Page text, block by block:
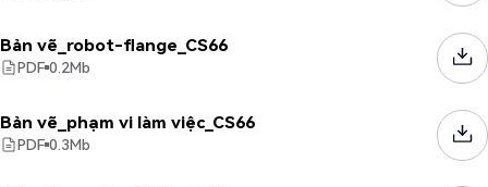
Bản vẽ_robot-flange_CS66
PDF 0.2Mb
Bản vẽ_phạm vi làm việc_CS66
PDF 0.3Mb